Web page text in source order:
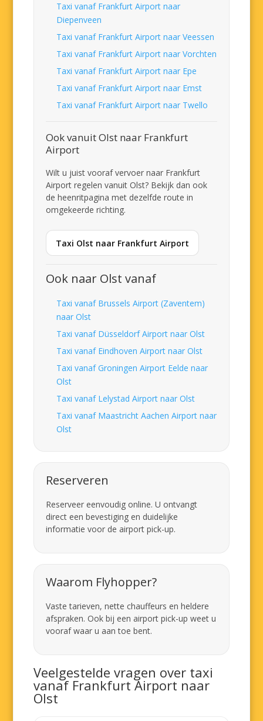
Taxi vanaf Frankfurt Airport naar
Diepenveen
Taxi vanaf Frankfurt Airport naar Veessen
Taxi vanaf Frankfurt Airport naar Vorchten
Taxi vanaf Frankfurt Airport naar Epe
Taxi vanaf Frankfurt Airport naar Emst
Taxi vanaf Frankfurt Airport naar Twello
Ook vanuit Olst naar Frankfurt
Airport
Wilt u juist vooraf vervoer naar Frankfurt
Airport regelen vanuit Olst? Bekijk dan ook
de heenritpagina met dezelfde route in
omgekeerde richting.
Taxi Olst naar Frankfurt Airport
Ook naar Olst vanaf
Taxi vanaf Brussels Airport (Zaventem)
naar Olst
Taxi vanaf Düsseldorf Airport naar Olst
Taxi vanaf Eindhoven Airport naar Olst
Taxi vanaf Groningen Airport Eelde naar
Olst
Taxi vanaf Lelystad Airport naar Olst
Taxi vanaf Maastricht Aachen Airport naar
Olst
Reserveren
Reserveer eenvoudig online. U ontvangt
direct een bevestiging en duidelijke
informatie voor de airport pick-up.
Waarom Flyhopper?
Vaste tarieven, nette chauffeurs en heldere
afspraken. Ook bij een airport pick-up weet u
vooraf waar u aan toe bent.
Veelgestelde vragen over taxi
vanaf Frankfurt Airport naar
Olst